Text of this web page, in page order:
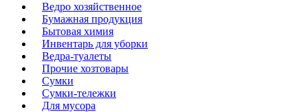
Ведро хозяйственное
Бумажная продукция
Бытовая химия
Инвентарь для уборки
Ведра-туалеты
Прочие хозтовары
Сумки
Сумки-тележки
Для мусора